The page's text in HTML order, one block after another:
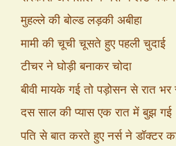
मुहल्ले की बोल्ड लड़की अबीहा
मामी की चूची चूसते हुए पहली चुदाई
टीचर ने घोड़ी बनाकर चोदा
बीवी मायके गई तो पड़ोसन से रात
दस साल की प्यास एक रात में बुझ गई
पति से बात करते हुए नर्स ने डॉक्टर